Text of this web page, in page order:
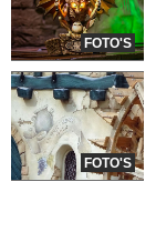
FOTO'S
FOTO'S